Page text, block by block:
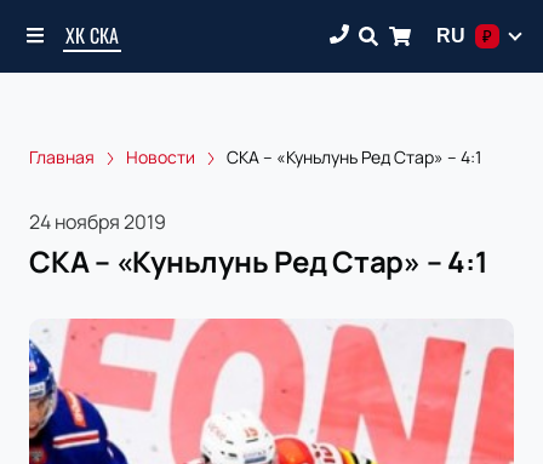
ХК СКА RU ₽
Главная Новости СКА – «Куньлунь Ред Стар» – 4:1
24 ноября 2019
СКА – «Куньлунь Ред Стар» – 4:1